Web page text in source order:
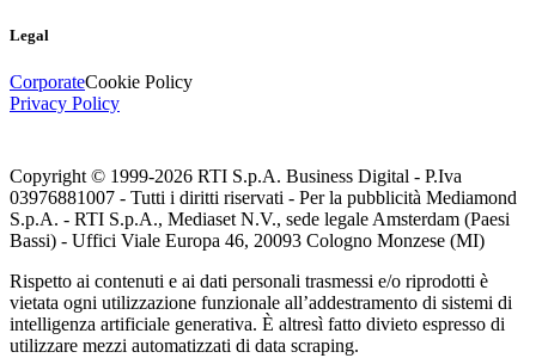
Legal
CorporateCookie Policy
Privacy Policy
Copyright © 1999-2026 RTI S.p.A. Business Digital - P.Iva
03976881007 - Tutti i diritti riservati - Per la pubblicità Mediamond
S.p.A. - RTI S.p.A., Mediaset N.V., sede legale Amsterdam (Paesi
Bassi) - Uffici Viale Europa 46, 20093 Cologno Monzese (MI)
Rispetto ai contenuti e ai dati personali trasmessi e/o riprodotti è
vietata ogni utilizzazione funzionale all’addestramento di sistemi di
intelligenza artificiale generativa. È altresì fatto divieto espresso di
utilizzare mezzi automatizzati di data scraping.